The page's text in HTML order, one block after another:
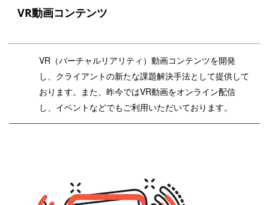
VR動画コンテンツ
VR（バーチャルリアリティ）動画コンテンツを開発
し、クライアントの新たな課題解決手法として提供して
おります。また、昨今ではVR動画をオンライン配信
し、イベントなどでもご利用いただいております。